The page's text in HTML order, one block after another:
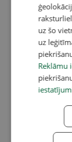
uz šo
uz
Reklāmu